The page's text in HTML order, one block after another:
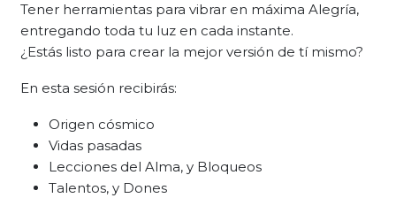
Tener herramientas para vibrar en máxima Alegría,
entregando toda tu luz en cada instante.
¿Estás listo para crear la mejor versión de tí mismo?
En esta sesión recibirás:
Origen cósmico
Vidas pasadas
Lecciones del Alma, y Bloqueos
Talentos, y Dones